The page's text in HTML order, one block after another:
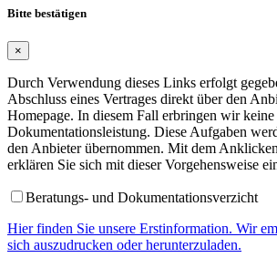
Bitte bestätigen
×
Durch Verwendung dieses Links erfolgt
Abschluss eines Vertrages direkt über den
Homepage. In diesem Fall erbringen wir
Dokumentationsleistung. Diese Aufgaben
den Anbieter übernommen. Mit dem
erklären Sie sich mit dieser Vorgehensweise
Beratungs- und Dokumentationsverzicht
Hier finden Sie unsere Erstinformation. Wir
sich auszudrucken oder herunterzuladen.